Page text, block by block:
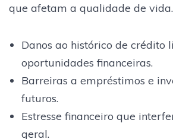
que afetam a qualidade de vida.
Danos ao histórico de crédito
oportunidades financeiras.
Barreiras a empréstimos e
futuros.
Estresse financeiro que
geral.